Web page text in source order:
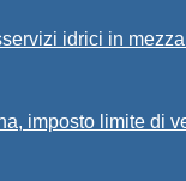
idrici in
imposto limite di